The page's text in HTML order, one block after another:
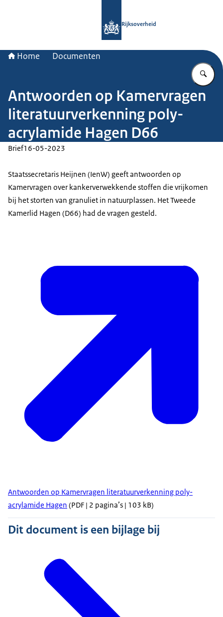
Rijksoverheid
Home Documenten
Antwoorden op Kamervragen
literatuurverkenning poly-
acrylamide Hagen D66
Brief16-05-2023
Staatssecretaris Heijnen (IenW) geeft antwoorden op
Kamervragen over kankerverwekkende stoffen die vrijkomen
bij het storten van granuliet in natuurplassen. Het Tweede
Kamerlid Hagen (D66) had de vragen gesteld.
Antwoorden op Kamervragen literatuurverkenning poly-
acrylamide Hagen (PDF | 2 pagina’s | 103 kB)
Dit document is een bijlage bij